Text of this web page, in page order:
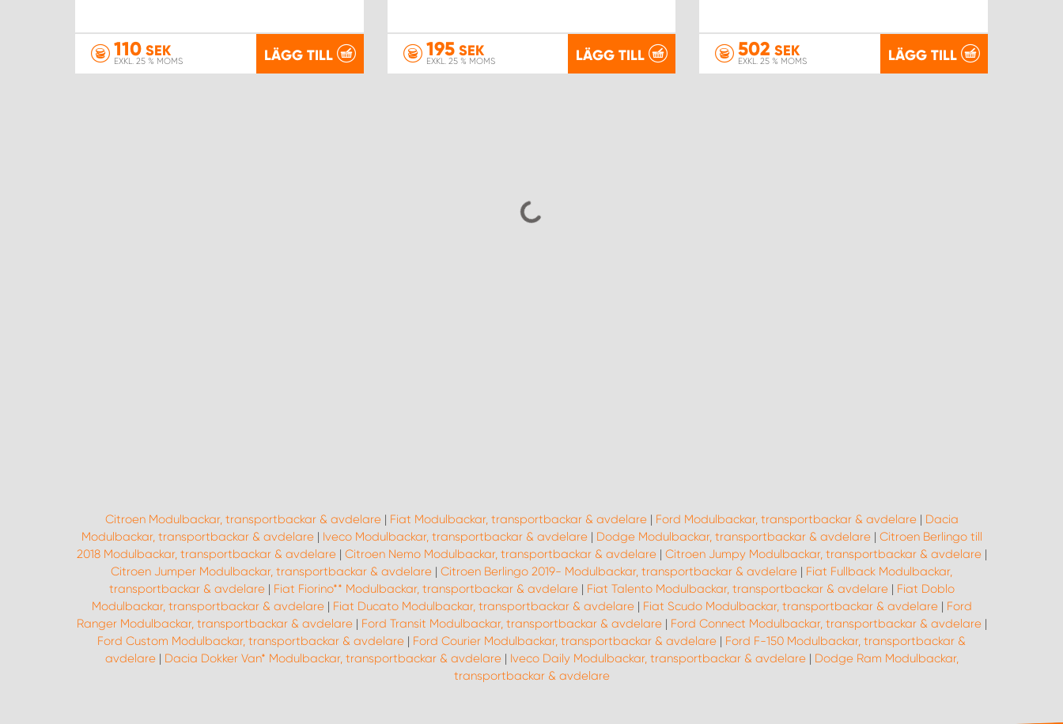
110 SEK
EXKL. 25 % MOMS LÄGG TILL 195SEK
EXKL. 25 % MOMS LÄGG TILL 502 SEK
EXKL. 25 % MOMS LÄGG TILL
Citroen Modulbackar, transportbackar & avdelare| Fiat Modulbackar, transportbackar & avdelare| Ford Modulbackar, transportbackar & avdelare| Dacia
Modulbackar, transportbackar & avdelare| Iveco Modulbackar, transportbackar & avdelare| Dodge Modulbackar, transportbackar & avdelare| Citroen Berlingo till
2018 Modulbackar, transportbackar & avdelare| Citroen Nemo Modulbackar, transportbackar & avdelare| Citroen Jumpy Modulbackar, transportbackar & avdelare|
Citroen Jumper Modulbackar, transportbackar & avdelare | Citroen Berlingo 2019- Modulbackar, transportbackar & avdelare | Fiat Fullback Modulbackar,
transportbackar & avdelare| Fiat Fiorino** Modulbackar, transportbackar & avdelare| Fiat Talento Modulbackar, transportbackar & avdelare| Fiat Doblo
Modulbackar, transportbackar & avdelare| Fiat Ducato Modulbackar, transportbackar & avdelare| Fiat Scudo Modulbackar, transportbackar & avdelare| Ford
Ranger Modulbackar, transportbackar & avdelare| Ford Transit Modulbackar, transportbackar & avdelare| Ford Connect Modulbackar, transportbackar & avdelare|
Ford Custom Modulbackar, transportbackar & avdelare | Ford Courier Modulbackar, transportbackar & avdelare | Ford F-150 Modulbackar, transportbackar &
avdelare| Dacia Dokker Van* Modulbackar, transportbackar & avdelare| Iveco Daily Modulbackar, transportbackar & avdelare| Dodge Ram Modulbackar,
transportbackar & avdelare